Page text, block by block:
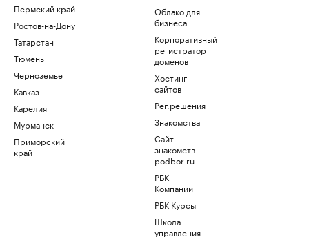
Пермский край
Ростов-на-Дону
Татарстан
Тюмень
Черноземье
Кавказ
Карелия
Мурманск
Приморский
край
Облако для
бизнеса
Корпоративный
регистратор
доменов
Хостинг
сайтов
Рег.решения
Знакомства
Сайт
знакомств
podbor.ru
РБК
Компании
РБК Курсы
Школа
управления